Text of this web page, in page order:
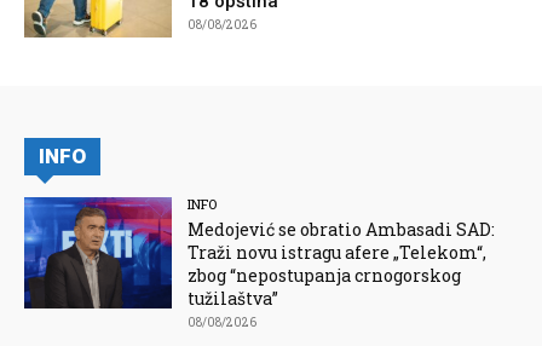
08/08/2026
INFO
INFO
Medojević se obratio Ambasadi SAD:
Traži novu istragu afere „Telekom“,
zbog “nepostupanja crnogorskog
tužilaštva”
08/08/2026